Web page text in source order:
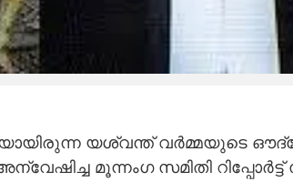
യശ്വന്ത് വർമ്മയുടെ
മൂന്നംഗ സമിതി റിപ്പോർട്ട്